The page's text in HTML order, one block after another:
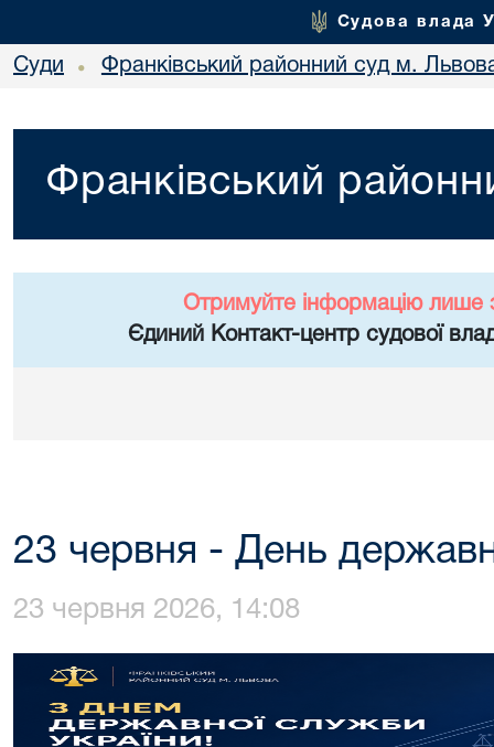
Судова влада
Суди • Франківський районний суд м.
Франківський
Отримуйте інформацію лише
Єдиний Контакт-центр судової
23 червня - День
23 червня 2026, 14:08